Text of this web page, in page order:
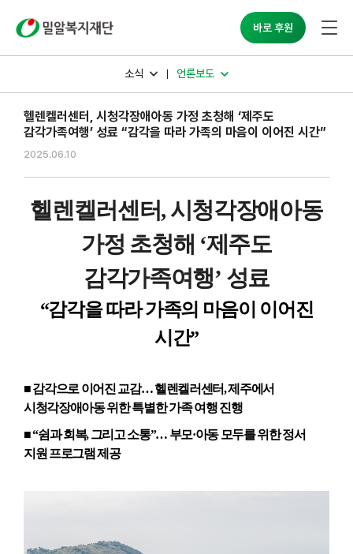
바로 후원
소식 언론보도
헬렌켈러센터, 시청각장애아동 가정 초청해 ‘제주도
감각가족여행’ 성료 “감각을 따라 가족의 마음이 이어진 시간”
2025.06.10
헬렌켈러센터, 시청각장애아동
가정 초청해 ‘제주도
감각가족여행’ 성료
“감각을 따라 가족의 마음이 이어진
시간”
■감각으로 이어진 교감…헬렌켈러센터,제주에서
시청각장애아동 위한 특별한 가족 여행 진행
■ “쉼과 회복,그리고 소통”… 부모·아동 모두를 위한 정서
지원 프로그램 제공